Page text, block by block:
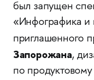
был запущен
«Инфографика и
приглашенного
Запорожана,
по